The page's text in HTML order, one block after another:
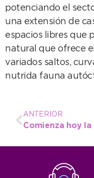
potenciando el
una extensión de
espacios libres que
natural que ofrece
variados saltos,
nutrida fauna
ANTERIOR